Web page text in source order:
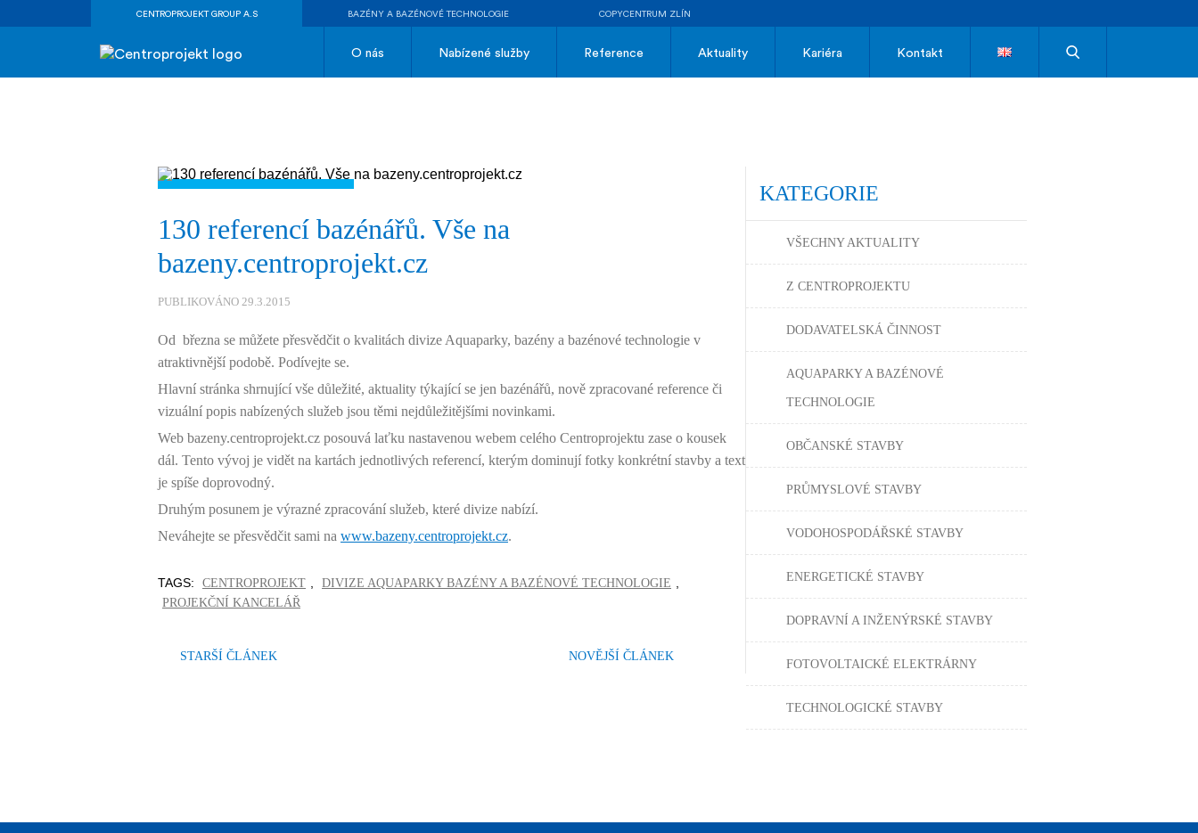
CENTROPROJEKT GROUP A.S BAZÉNY A BAZÉNOVÉ TECHNOLOGIE COPYCENTRUM ZLÍN
O nás Nabízené služby Reference Aktuality Kariéra Kontakt
130 referencí bazénářů. Vše na
bazeny.centroprojekt.cz
PUBLIKOVÁNO 29.3.2015
Od března se můžete přesvědčit o kvalitách divize Aquaparky, bazény a bazénové technologie v
atraktivnější podobě. Podívejte se.
Hlavní stránka shrnující vše důležité, aktuality týkající se jen bazénářů, nově zpracované reference či
vizuální popis nabízených služeb jsou těmi nejdůležitějšími novinkami.
Web bazeny.centroprojekt.cz posouvá laťku nastavenou webem celého Centroprojektu zase o kousek
dál. Tento vývoj je vidět na kartách jednotlivých referencí, kterým dominují fotky konkrétní stavby a text
je spíše doprovodný.
Druhým posunem je výrazné zpracování služeb, které divize nabízí.
Neváhejte se přesvědčit sami na www.bazeny.centroprojekt.cz.
TAGS: CENTROPROJEKT DIVIZE AQUAPARKY BAZÉNY A BAZÉNOVÉ TECHNOLOGIE
PROJEKČNÍ KANCELÁŘ
STARŠÍ ČLÁNEK NOVĚJŠÍ ČLÁNEK
KATEGORIE
VŠECHNY AKTUALITY
Z CENTROPROJEKTU
DODAVATELSKÁ ČINNOST
AQUAPARKY A BAZÉNOVÉ
TECHNOLOGIE
OBČANSKÉ STAVBY
PRŮMYSLOVÉ STAVBY
VODOHOSPODÁŘSKÉ STAVBY
ENERGETICKÉ STAVBY
DOPRAVNÍ A INŽENÝRSKÉ STAVBY
FOTOVOLTAICKÉ ELEKTRÁRNY
TECHNOLOGICKÉ STAVBY